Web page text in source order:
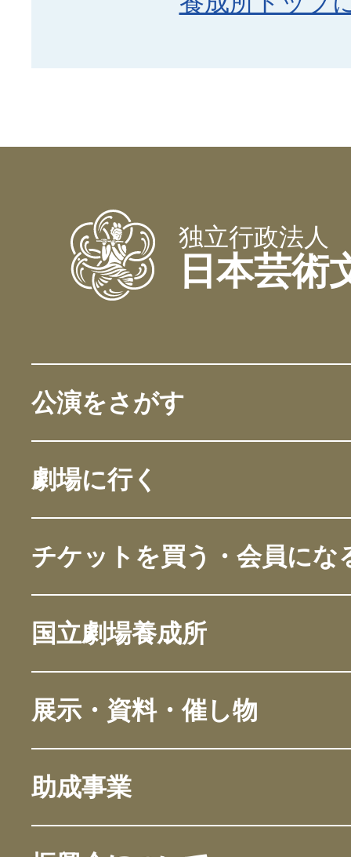
独立行政法人
日本芸術
公演をさがす
劇場に行く
チケットを買う・会員にな
国立劇場養成所
展示・資料・催し物
助成事業